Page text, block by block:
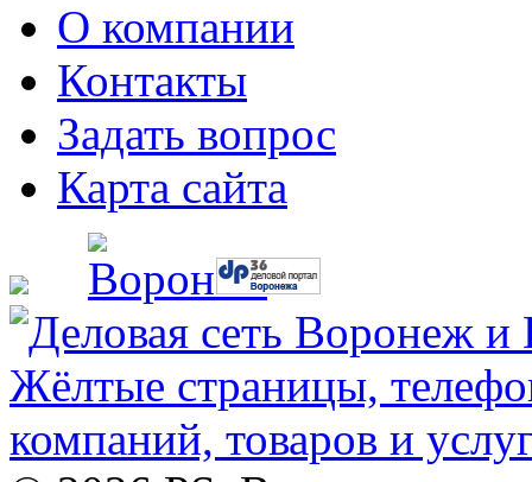
О компании
Контакты
Задать вопрос
Карта сайта